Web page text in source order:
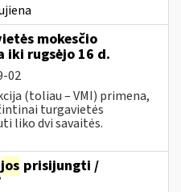
mokesčio
iki rugsėjo 16 d.
02
(toliau – VMI) primena,
turgavietės
liko dvi savaitės.
jos prisijungti /